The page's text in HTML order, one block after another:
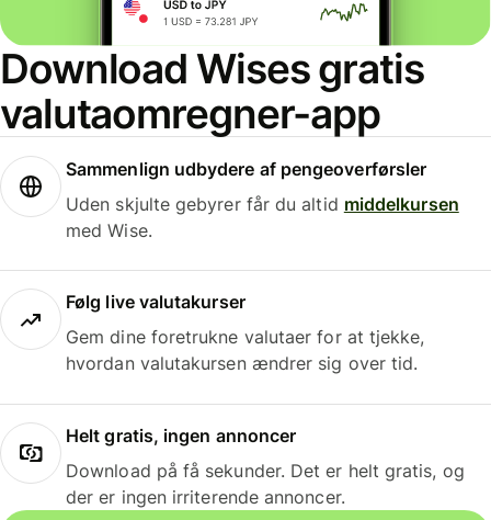
Download Wises gratis
valutaomregner-app
Sammenlign udbydere af pengeoverførsler
Uden skjulte gebyrer får du altid middelkursen
med Wise.
Følg live valutakurser
Gem dine foretrukne valutaer for at tjekke,
hvordan valutakursen ændrer sig over tid.
Helt gratis, ingen annoncer
Download på få sekunder. Det er helt gratis, og
der er ingen irriterende annoncer.